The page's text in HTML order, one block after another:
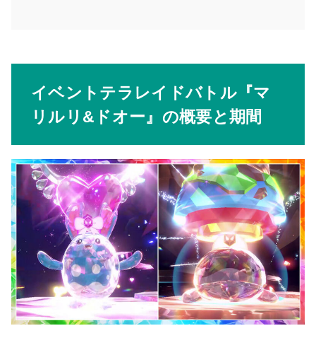
イベントテラレイドバトル『マ
リルリ&ドオー』の概要と期間